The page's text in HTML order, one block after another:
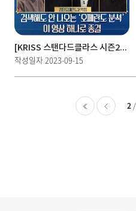
[KRISS 스탠다드클라스 시즌2] 제1화 첨단오페란도분석팀 편/오페란도에 대한 자세한 정보는 이 영상뿐!
작성일자2023-09-15
2